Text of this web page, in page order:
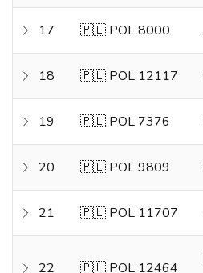
17 🇵🇱 POL 8000
18 🇵🇱 POL 12117
19 🇵🇱 POL 7376
20 🇵🇱 POL 9809
21 🇵🇱 POL 11707
22 🇵🇱 POL 12464